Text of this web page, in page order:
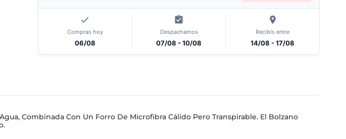
Compras hoy
06/08
Despachamos
07/08 - 10/08
Recibís entre
14/08 - 17/08
Combinada Con Un Forro De Microfibra Cálido Pero Transpirable. El Bolzano